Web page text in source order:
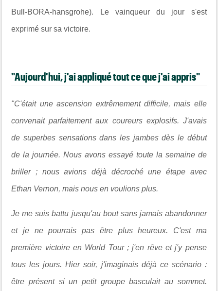
Bull-BORA-hansgrohe). Le vainqueur du jour s'est
exprimé sur sa victoire.
"Aujourd'hui, j'ai appliqué tout ce que j'ai appris"
"C'était une ascension extrêmement difficile, mais elle
convenait parfaitement aux coureurs explosifs. J'avais
de superbes sensations dans les jambes dès le début
de la journée. Nous avons essayé toute la semaine de
briller ; nous avions déjà décroché une étape avec
Ethan Vernon, mais nous en voulions plus.
Je me suis battu jusqu'au bout sans jamais abandonner
et je ne pourrais pas être plus heureux. C'est ma
première victoire en World Tour ; j'en rêve et j'y pense
tous les jours. Hier soir, j'imaginais déjà ce scénario :
être présent si un petit groupe basculait au sommet.